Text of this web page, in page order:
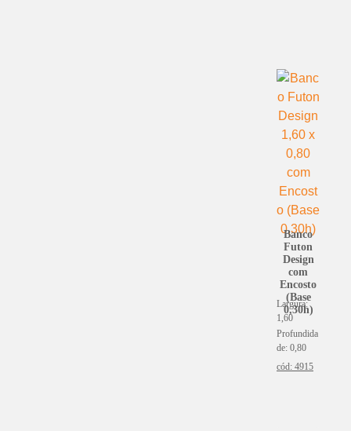
Banco
Futon
Design
com
Encosto
(Base
0,30h)
Largura:
1,60
Profundida
de: 0,80
cód: 4915